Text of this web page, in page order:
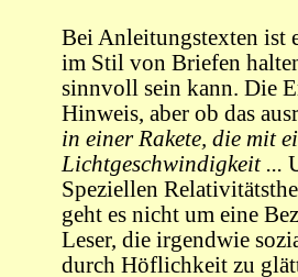
Bei Anleitungstexten ist
im Stil von Briefen
sinnvoll sein kann. Die
Hinweis, aber ob das
in einer Rakete, die mit
Lichtgeschwindigkeit ...
Speziellen
geht es nicht um eine
Leser, die irgendwie
durch Höflichkeit zu